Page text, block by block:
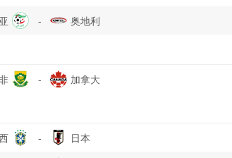
- 奥地利
- 加拿大
- 日本